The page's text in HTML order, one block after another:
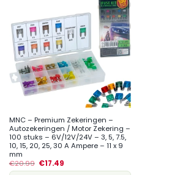
MNC – Premium Zekeringen –
Autozekeringen / Motor Zekering –
100 stuks – 6V/12V/24V – 3, 5, 7.5,
10, 15, 20, 25, 30 A Ampere – 11 x 9
mm
€20.99 €17.49